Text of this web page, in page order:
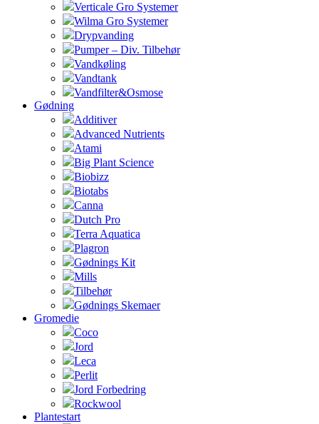
Verticale Gro Systemer
Wilma Gro Systemer
Drypvanding
Pumper – Div. Tilbehør
Vandkøling
Vandtank
Vandfilter&Osmose
Gødning
Additiver
Advanced Nutrients
Atami
Big Plant Science
Biobizz
Biotabs
Canna
Dutch Pro
Terra Aquatica
Plagron
Gødnings Kit
Mills
Tilbehør
Gødnings Skemaer
Gromedie
Coco
Jord
Leca
Perlit
Jord Forbedring
Rockwool
Plantestart